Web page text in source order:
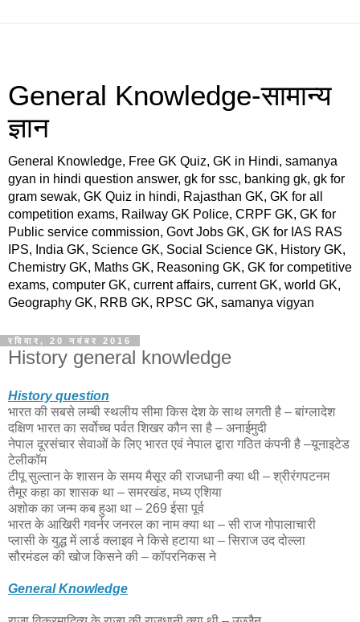
General Knowledge-सामान्य
ज्ञान
General Knowledge, Free GK Quiz, GK in Hindi, samanya
gyan in hindi question answer, gk for ssc, banking gk, gk for
gram sewak, GK Quiz in hindi, Rajasthan GK, GK for all
competition exams, Railway GK Police, CRPF GK, GK for
Public service commission, Govt Jobs GK, GK for IAS RAS
IPS, India GK, Science GK, Social Science GK, History GK,
Chemistry GK, Maths GK, Reasoning GK, GK for competitive
exams, computer GK, current affairs, current GK, world GK,
Geography GK, RRB GK, RPSC GK, samanya vigyan
रविवार, 20 नवंबर 2016
History general knowledge
History question
भारत की सबसे लम्बी स्थलीय सीमा किस देश के साथ लगती है – बांग्लादेश
दक्षिण भारत का सर्वोच्च पर्वत शिखर कौन सा है – अनाईमुदी
नेपाल दूरसंचार सेवाओं के लिए भारत एवं नेपाल द्वारा गठित कंपनी है –यूनाइटेड
टेलीकॉम
टीपू सुल्तान के शासन के समय मैसूर की राजधानी क्या थी – श्रीरंगपटनम
तैमूर कहा का शासक था – समरखंड, मध्य एशिया
अशोक का जन्म कब हुआ था – 269 ईसा पूर्व
भारत के आखिरी गवर्नर जनरल का नाम क्या था – सी राज गोपालाचारी
प्लासी के युद्ध में लार्ड क्लाइव ने किसे हटाया था – सिराज उद दोल्ला
सौरमंडल की खोज किसने की – कॉपरनिकस ने
General Knowledge